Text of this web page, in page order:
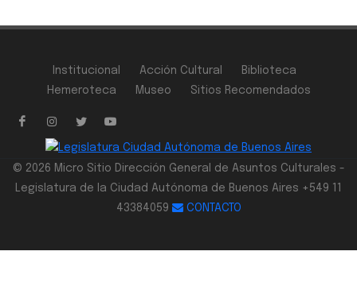
Institucional Acción Cultural
Biblioteca
Hemeroteca
Museo Sitios Recomendados
© 2026 Micro Sitio Dirección General de Asuntos Culturales -
Legislatura de la Ciudad Autónoma de Buenos Aires +549 11
43384059
CONTACTO